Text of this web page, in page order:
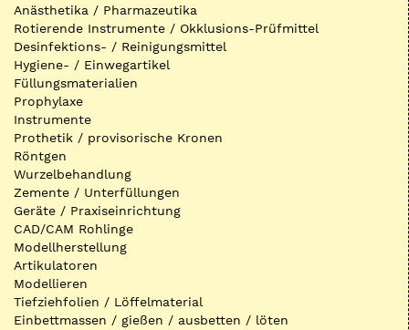
Anästhetika / Pharmazeutika
Rotierende Instrumente / Okklusions-Prüfmittel
Desinfektions- / Reinigungsmittel
Hygiene- / Einwegartikel
Füllungsmaterialien
Prophylaxe
Instrumente
Prothetik / provisorische Kronen
Röntgen
Wurzelbehandlung
Zemente / Unterfüllungen
Geräte / Praxiseinrichtung
CAD/CAM Rohlinge
Modellherstellung
Artikulatoren
Modellieren
Tiefziehfolien / Löffelmaterial
Einbettmassen / gießen / ausbetten / löten